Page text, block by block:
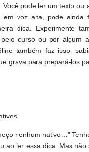
Você pode ler um texto ou
em voz alta, pode ainda
dica. Experimente
curso ou por algum
também faz isso,
grava para prepará-los
nenhum nativo…”
ao ler essa dica. Mas não